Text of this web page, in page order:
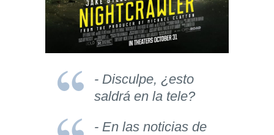
- Disculpe, ¿esto
saldrá en la tele?
- En las noticias de